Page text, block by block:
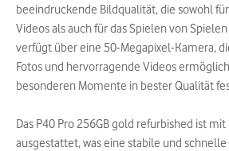
beeindruckende Bildqualität, die sowohl
Videos als auch für das Spielen von
verfügt über eine 50-Megapixel-Kamera,
Fotos und hervorragende Videos
besonderen Momente in bester Qualität
Das P40 Pro 256GB gold refurbished ist
ausgestattet, was eine stabile und